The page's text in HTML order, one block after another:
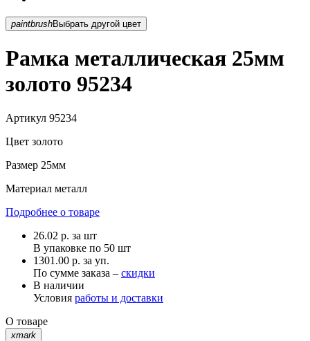
paintbrush Выбрать другой цвет
Рамка металлическая 25мм
золото 95234
Артикул 95234
Цвет золото
Размер 25мм
Материал металл
Подробнее о товаре
26.02 р. за шт
В упаковке по 50 шт
1301.00 р. за уп.
По сумме заказа – скидки
В наличии
Условия работы и доставки
О товаре
xmark